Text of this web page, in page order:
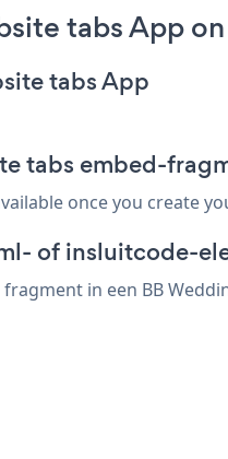
tabs App
tabs App
tabs embed-
once you create
of insluitcode-
in een BB